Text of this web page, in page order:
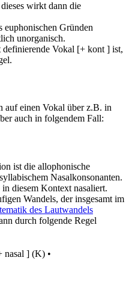
wirkt dann die
euphonischen Gründen
unorganisch.
Vokal [+ kont ] ist,
auf einen Vokal über z.B. in
auch in folgendem Fall:
ist die allophonische
Nasalkonsonanten.
diesem Kontext nasaliert.
Wandels, der insgesamt im
des Lautwandels
durch folgende Regel
nasal ] (K) •